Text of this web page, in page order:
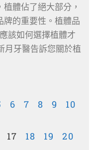
體佔了絕大部分，
牌的重要性。植體品
該如何選擇植體才
月牙醫告訴您關於植
6 7 8 9 10
17 18 19 20